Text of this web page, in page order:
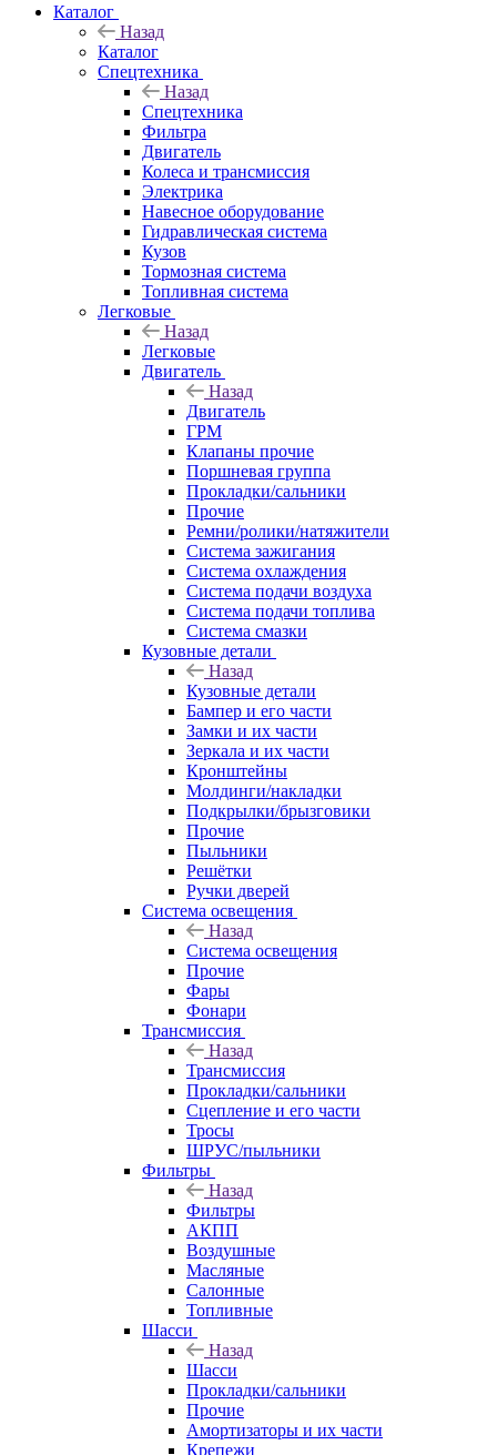
Каталог
Назад
Каталог
Спецтехника
Назад
Спецтехника
Фильтра
Двигатель
Колеса и трансмиссия
Электрика
Навесное оборудование
Гидравлическая система
Кузов
Тормозная система
Топливная система
Легковые
Назад
Легковые
Двигатель
Назад
Двигатель
ГРМ
Клапаны прочие
Поршневая группа
Прокладки/сальники
Прочие
Ремни/ролики/натяжители
Система зажигания
Система охлаждения
Система подачи воздуха
Система подачи топлива
Система смазки
Кузовные детали
Назад
Кузовные детали
Бампер и его части
Замки и их части
Зеркала и их части
Кронштейны
Молдинги/накладки
Подкрылки/брызговики
Прочие
Пыльники
Решётки
Ручки дверей
Система освещения
Назад
Система освещения
Прочие
Фары
Фонари
Трансмиссия
Назад
Трансмиссия
Прокладки/сальники
Сцепление и его части
Тросы
ШРУС/пыльники
Фильтры
Назад
Фильтры
АКПП
Воздушные
Масляные
Салонные
Топливные
Шасси
Назад
Шасси
Прокладки/сальники
Прочие
Амортизаторы и их части
Крепежи